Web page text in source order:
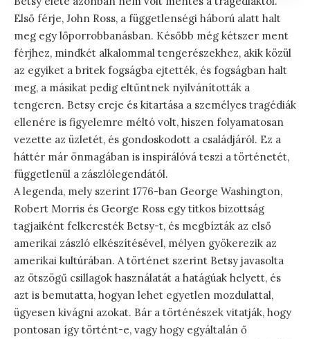
Első férje, John Ross, a függetlenségi háború alatt halt
meg egy lőporrobbanásban. Később még kétszer ment
férjhez, mindkét alkalommal tengerészekhez, akik közül
az egyiket a britek fogságba ejtették, és fogságban halt
meg, a másikat pedig eltűntnek nyilvánították a
tengeren. Betsy ereje és kitartása a személyes tragédiák
ellenére is figyelemre méltó volt, hiszen folyamatosan
vezette az üzletét, és gondoskodott a családjáról. Ez a
háttér már önmagában is inspirálóvá teszi a történetét,
függetlenül a zászlólegendától.
A legenda, mely szerint 1776-ban George Washington,
Robert Morris és George Ross egy titkos bizottság
tagjaiként felkeresték Betsy-t, és megbízták az első
amerikai zászló elkészítésével, mélyen gyökerezik az
amerikai kultúrában. A történet szerint Betsy javasolta
az ötszögű csillagok használatát a hatágúak helyett, és
azt is bemutatta, hogyan lehet egyetlen mozdulattal,
ügyesen kivágni azokat. Bár a történészek vitatják, hogy
pontosan így történt-e, vagy hogy egyáltalán ő